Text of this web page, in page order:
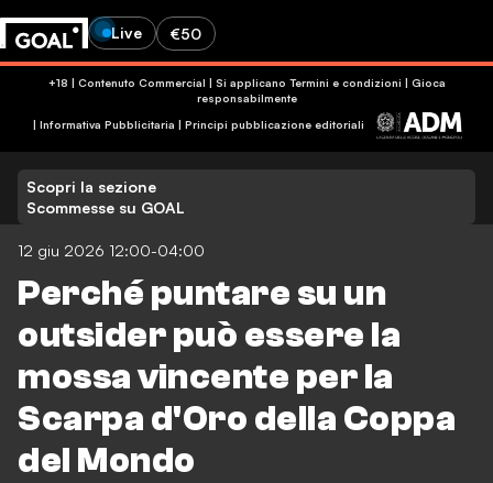
Live €50
+18 | Contenuto Commercial | Si applicano Termini e condizioni | Gioca
responsabilmente
| Informativa Pubblicitaria | Principi pubblicazione editoriali
Scopri la sezione
Scommesse su GOAL
12 giu 2026 12:00-04:00
Perché puntare su un
outsider può essere la
mossa vincente per la
Scarpa d'Oro della Coppa
del Mondo